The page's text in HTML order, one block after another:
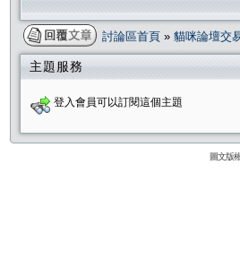
討論區首頁 » 貓咪論壇交
主題服務
登入會員可以訂閱這個主題
圖文版